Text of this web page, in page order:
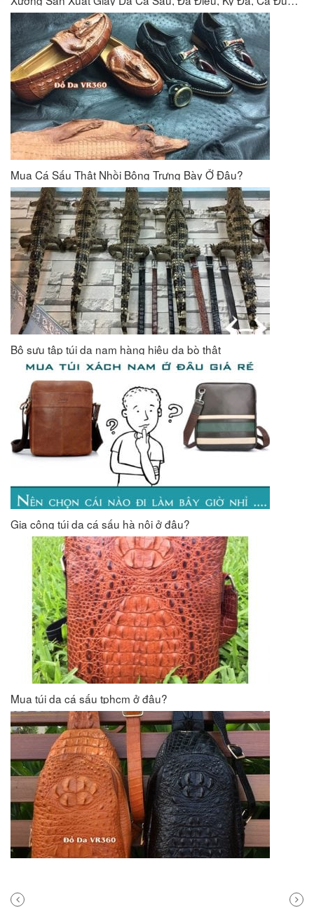
Mua Cá Sấu Thật Nhồi Bông Trưng Bày Ở Đâu?
Bộ sưu tập túi da nam hàng hiệu da bò thật
Gia công túi da cá sấu hà nội ở đâu?
Mua túi da cá sấu tphcm ở đâu?
NEXT